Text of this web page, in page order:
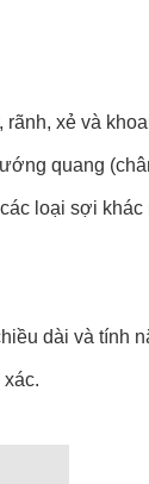
xẻ và
quang
loại sợi khác
dài và tính